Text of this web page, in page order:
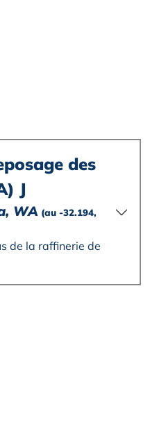
des
J
WA (au -32.194,
de la raffinerie de